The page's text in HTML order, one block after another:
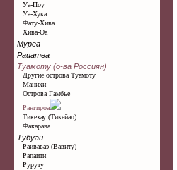
Уа-Поу
Уа-Хука
Фату-Хива
Хива-Оа
Муреа
Раиатеа
Туамоту (о-ва Россиян)
Другие острова Туамоту
Манихи
Острова Гамбье
Рангироа
Тикехау (Тикейао)
Факарава
Тубуаи
Раиваваэ (Вавиту)
Рапаити
Руруту